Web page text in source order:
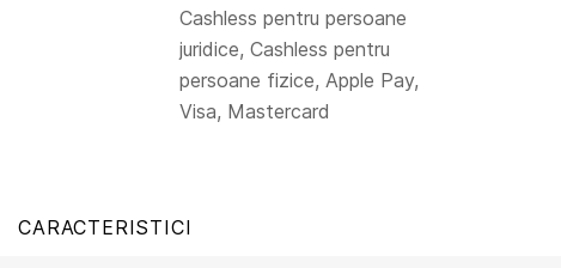
Cashless pentru persoane
juridice, Cashless pentru
persoane fizice, Apple Pay,
Visa, Mastercard
CARACTERISTICI